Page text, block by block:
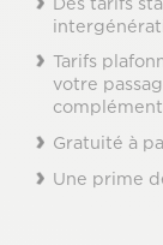
Tarifs
votre
Gratuité à
Une prime